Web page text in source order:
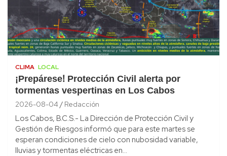
CLIMA LOCAL
¡Prepárese! Protección Civil alerta por
tormentas vespertinas en Los Cabos
2026-08-04 Redacción
Los Cabos, B.C.S.- La Dirección de Protección Civil y
Gestión de Riesgos informó que para este martes se
esperan condiciones de cielo con nubosidad variable,
lluvias y tormentas eléctricas en…